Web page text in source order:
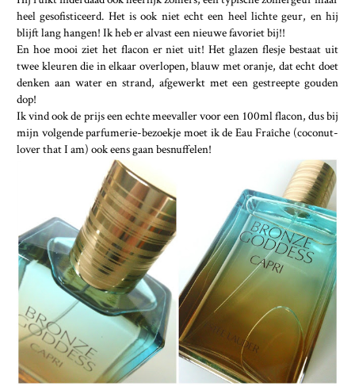
heel gesofisticeerd. Het is ook niet echt een heel lichte geur, en hij
blijft lang hangen! Ik heb er alvast een nieuwe favoriet bij!!
En hoe mooi ziet het flacon er niet uit! Het glazen flesje bestaat uit
twee kleuren die in elkaar overlopen, blauw met oranje, dat echt doet
denken aan water en strand, afgewerkt met een gestreepte gouden
dop!
Ik vind ook de prijs een echte meevaller voor een 100ml flacon, dus bij
mijn volgende parfumerie-bezoekje moet ik de Eau Fraîche (coconut-
lover that I am) ook eens gaan besnuffelen!